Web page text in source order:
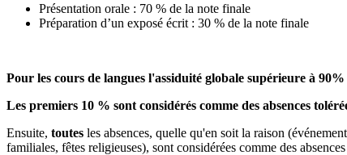
Présentation orale : 70 % de la note finale
Préparation d’un exposé écrit : 30 % de la note finale
Pour les cours de langues l'assiduité globale supérieure à 90%
Les premiers 10 % sont considérés comme des absences
Ensuite, toutes les absences, quelle qu'en soit la raison
familiales, fêtes religieuses), sont considérées comme des absences